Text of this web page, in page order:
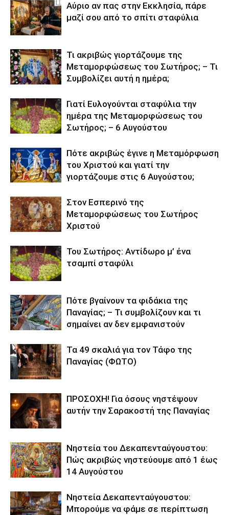
Αύριο αν πας στην Εκκλησία, πάρε
μαζί σου από το σπίτι σταφύλια
Τι ακριβώς γιορτάζουμε της
Μεταμορφώσεως του Σωτήρος; – Τι
Συμβολίζει αυτή η ημέρα;
Γιατί Ευλογούνται σταφύλια την
ημέρα της Μεταμορφώσεως του
Σωτήρος; – 6 Αυγούστου
Πότε ακριβώς έγινε η Μεταμόρφωση
του Χριστού και γιατί την
γιορτάζουμε στις 6 Αυγούστου;
Στον Εσπερινό της
Μεταμορφώσεως του Σωτήρος
Χριστού
Του Σωτήρος: Αντίδωρο μ’ ένα
τσαμπί σταφύλι
Πότε βγαίνουν τα φιδάκια της
Παναγίας; – Τι συμβολίζουν και τι
σημαίνει αν δεν εμφανιστούν
Τα 49 σκαλιά για τον Τάφο της
Παναγίας (ΦΩΤΟ)
ΠΡΟΣΟΧΗ! Για όσους νηστέψουν
αυτήν την Σαρακοστή της Παναγίας
Νηστεία του Δεκαπενταύγουστου:
Πώς ακριβώς νηστεύουμε από 1 έως
14 Αυγούστου
Νηστεία Δεκαπενταύγουστου:
Μπορούμε να φάμε σε περίπτωση